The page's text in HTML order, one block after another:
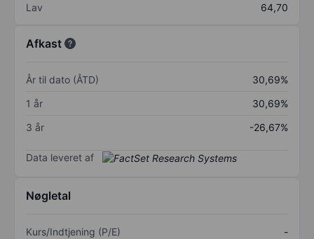
Lav
64,70
Afkast
År til dato (ÅTD)
30,69%
1 år
30,69%
3 år
-26,67%
Data leveret af
Nøgletal
Kurs/Indtjening (P/E)
-